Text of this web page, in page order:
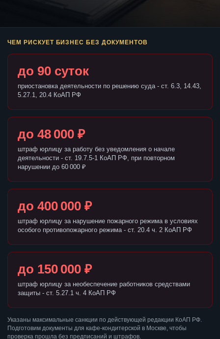
ЧЕМ РИСКУЕТ БИЗНЕС БЕЗ ДОКУМЕНТОВ
до 90 суток
приостановка деятельности по решению суда - ст. 6.3, 14.43,
5.27.1, 20.4 КоАП РФ
до 48 000 ₽
штраф юрлицу за работу без уведомления о начале
деятельности - ст. 19.7.5-1 КоАП РФ, при повторном
нарушении до 60 000 ₽
до 400 000 ₽
штраф юрлицу за нарушение пожарного режима в условиях
особого противопожарного режима - ст. 20.4 ч. 2 КоАП РФ
до 150 000 ₽
штраф юрлицу за необеспечение работников средствами
защиты - ст. 5.27.1 ч. 4 КоАП РФ
Указаны максимальные санкции по действующей редакции КоАП РФ.
Подготовим документы для кафе-кондитерской в Москве, чтобы
проверка прошла без предписаний и штрафов.